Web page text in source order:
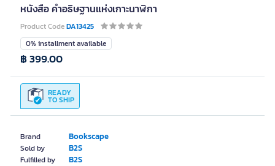
หนังสือ คำอธิษฐานแห่งเกาะนาฬิกา
Product CodeDA13425
Brand Bookscape
Sold by B2S
Fulfilled by B2S
0% installment available
READY
TO SHIP
฿ 399.00